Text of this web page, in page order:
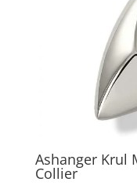
Ashanger Krul
Collier